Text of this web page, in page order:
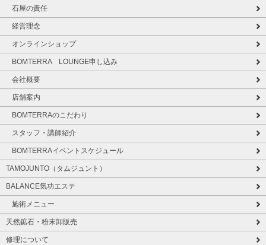
石屋の責任
経営理念
オンラインショップ
BOMTERRA LOUNGE申し込み
会社概要
店舗案内
BOMTERRAのこだわり
スタッフ・講師紹介
BOMTERRAイベントスケジュール
TAMOJUNTO（タムジュント）
BALANCE気功エステ
施術メニュー
天然鉱石・粉末卸販売
修理について